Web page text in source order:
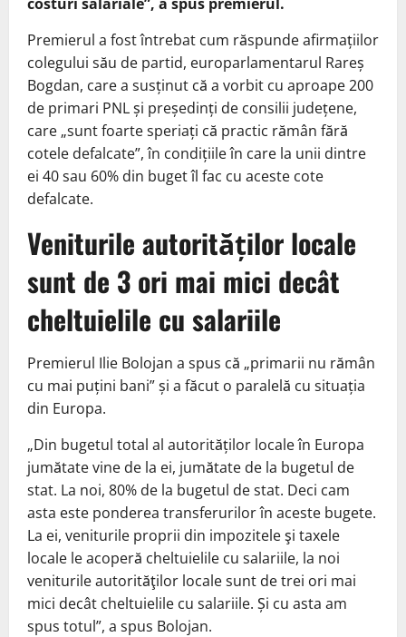
Premierul a fost întrebat cum răspunde afirmațiilor
colegului său de partid, europarlamentarul Rareș
Bogdan, care a susținut că a vorbit cu aproape 200
de primari PNL și președinți de consilii județene,
care „sunt foarte speriați că practic rămân fără
cotele defalcate”, în condițiile în care la unii dintre
ei 40 sau 60% din buget îl fac cu aceste cote
defalcate.
Veniturile autorităților locale
sunt de 3 ori mai mici decât
cheltuielile cu salariile
Premierul Ilie Bolojan a spus că „primarii nu rămân
cu mai puțini bani” și a făcut o paralelă cu situația
din Europa.
„Din bugetul total al autorităților locale în Europa
jumătate vine de la ei, jumătate de la bugetul de
stat. La noi, 80% de la bugetul de stat. Deci cam
asta este ponderea transferurilor în aceste bugete.
La ei, veniturile proprii din impozitele şi taxele
locale le acoperă cheltuielile cu salariile, la noi
veniturile autorităţilor locale sunt de trei ori mai
mici decât cheltuielile cu salariile. Și cu asta am
spus totul”, a spus Bolojan.